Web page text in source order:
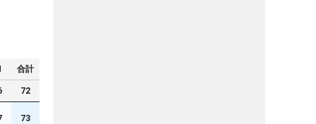
合計
72
73